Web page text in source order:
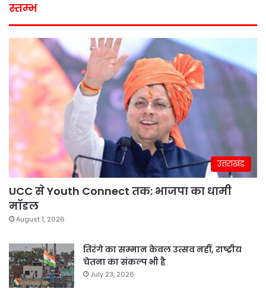
स्तम्भ
उत्तराखंड
UCC से Youth Connect तक: भाजपा का धामी
मॉडल
August 1, 2026
तिरंगे का सम्मान केवल उत्सव नहीं, राष्ट्रीय
चेतना का संकल्प भी है
July 23, 2026